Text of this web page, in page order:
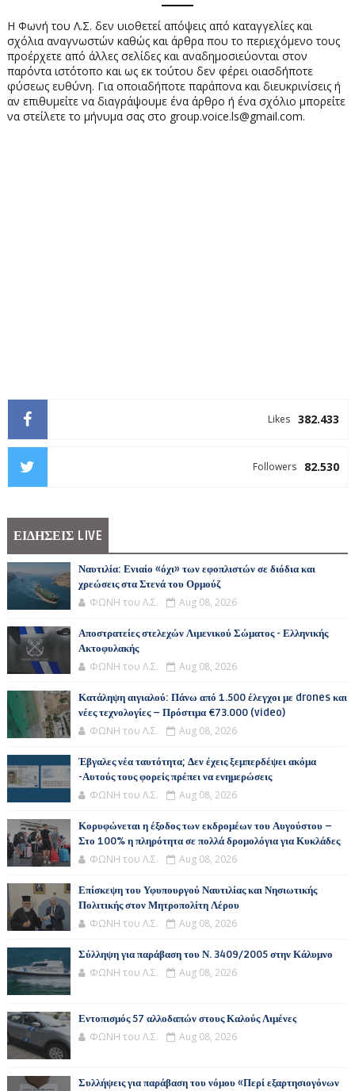
Η Φωνή του Λ.Σ. δεν υιοθετεί απόψεις από καταγγελίες και
σχόλια αναγνωστών καθώς και άρθρα που το περιεχόμενο τους
προέρχετε από άλλες σελίδες και αναδημοσιεύονται στον
παρόντα ιστότοπο και ως εκ τούτου δεν φέρει οιασδήποτε
φύσεως ευθύνη. Για οποιαδήποτε παράπονα και διευκρινίσεις ή
αν επιθυμείτε να διαγράψουμε ένα άρθρο ή ένα σχόλιο μπορείτε
να στείλετε το μήνυμα σας στο group.voice.ls@gmail.com.
382.433
Likes
82.530
Followers
ΕΙΔΗΣΕΙΣ LIVE
Ναυτιλία: Ενιαίο «όχι» των εφοπλιστών σε διόδια και
χρεώσεις στα Στενά του Ορμούζ
ΦΩΝΗ του Λ.Σ. Aug 08, 2026
Αποστρατείες στελεχών Λιμενικού Σώματος - Ελληνικής
Ακτοφυλακής
ΦΩΝΗ του Λ.Σ. Aug 08, 2026
Κατάληψη αιγιαλού: Πάνω από 1.500 έλεγχοι με drones και
νέες τεχνολογίες – Πρόστιμα €73.000 (video)
ΦΩΝΗ του Λ.Σ. Aug 08, 2026
Έβγαλες νέα ταυτότητα; Δεν έχεις ξεμπερδέψει ακόμα
-Αυτούς τους φορείς πρέπει να ενημερώσεις
ΦΩΝΗ του Λ.Σ. Aug 08, 2026
Κορυφώνεται η έξοδος των εκδρομέων του Αυγούστου –
Στο 100% η πληρότητα σε πολλά δρομολόγια για Κυκλάδες
ΦΩΝΗ του Λ.Σ. Aug 08, 2026
Επίσκεψη του Υφυπουργού Ναυτιλίας και Νησιωτικής
Πολιτικής στον Μητροπολίτη Λέρου
ΦΩΝΗ του Λ.Σ. Aug 08, 2026
Σύλληψη για παράβαση του Ν. 3409/2005 στην Κάλυμνο
ΦΩΝΗ του Λ.Σ. Aug 08, 2026
Εντοπισμός 57 αλλοδαπών στους Καλούς Λιμένες
ΦΩΝΗ του Λ.Σ. Aug 08, 2026
Συλλήψεις για παράβαση του νόμου «Περί εξαρτησιογόνων